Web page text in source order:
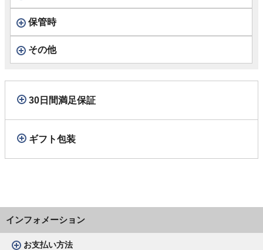
保管時
その他
30日間満足保証
ギフト包装
インフォメーション
お支払い方法